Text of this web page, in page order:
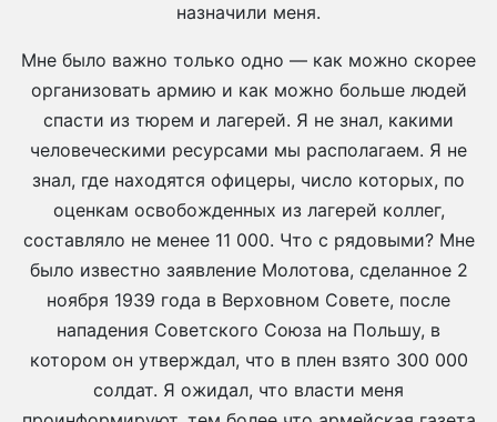
назначили меня.
Мне было важно только одно — как можно скорее
организовать армию и как можно больше людей
спасти из тюрем и лагерей. Я не знал, какими
человеческими ресурсами мы располагаем. Я не
знал, где находятся офицеры, число которых, по
оценкам освобожденных из лагерей коллег,
составляло не менее 11 000. Что с рядовыми? Мне
было известно заявление Молотова, сделанное 2
ноября 1939 года в Верховном Совете, после
нападения Советского Союза на Польшу, в
котором он утверждал, что в плен взято 300 000
солдат. Я ожидал, что власти меня